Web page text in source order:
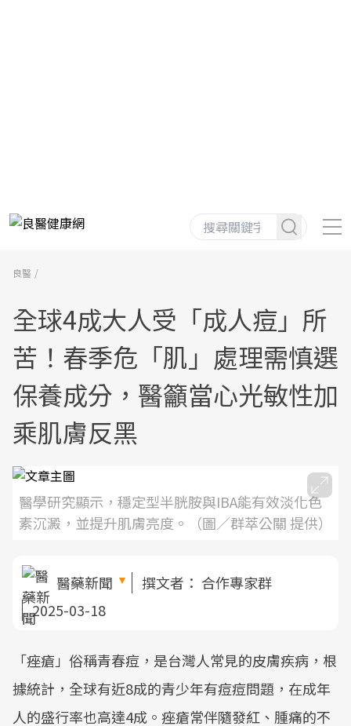
良醫
全球4成大人受「成人痘」所
苦！春季危「肌」處理需慎選
保養成分，醫籲當心光敏性加
乘肌膚反黑
醫學研究顯示，穩定型半胱胺與IBA能有效淡化色
素沉澱，並提升肌膚亮度。（圖／群萃公關 提供）
醫藥新聞 撰文者： 合作專家群
2025-03-18
「痤瘡」俗稱青春痘，是台灣人常見的皮膚疾病，根
據統計，全球有近8成的青少年有痘痘問題，在成年
人的盛行率也高達4成。痤瘡常伴隨發紅、腫痛的不